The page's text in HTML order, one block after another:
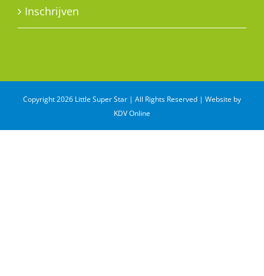
Inschrijven
Copyright 2026 Little Super Star | All Rights Reserved | Website by
KDV Online